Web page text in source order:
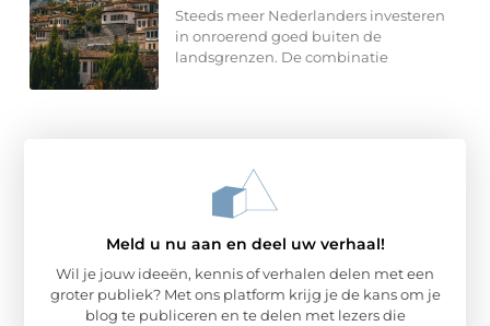
Steeds meer Nederlanders investeren
in onroerend goed buiten de
landsgrenzen. De combinatie
Meld u nu aan en deel uw verhaal!
Wil je jouw ideeën, kennis of verhalen delen met een
groter publiek? Met ons platform krijg je de kans om je
blog te publiceren en te delen met lezers die